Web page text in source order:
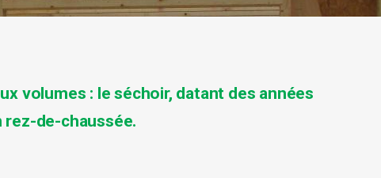
volumes : le séchoir, datant des années
rez-de-chaussée.